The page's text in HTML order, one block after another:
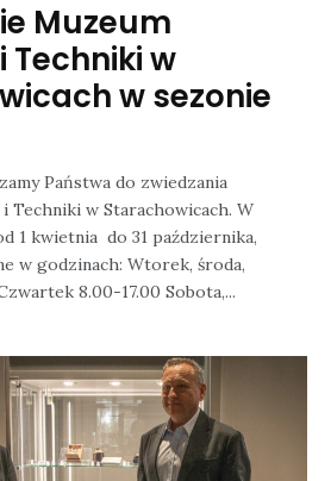
Muzeum
Techniki w
w sezonie
Państwa do zwiedzania
w Starachowicach. W
1 kwietnia do 31 października,
Wtorek, środa,
piątek 8.00-16.00 Czwartek 8.00-17.00 Sobota,...